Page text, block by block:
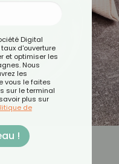
Digital
d'ouverture
et optimiser les
Nous
les
vous le faites
sur le terminal
plus sur
de
!